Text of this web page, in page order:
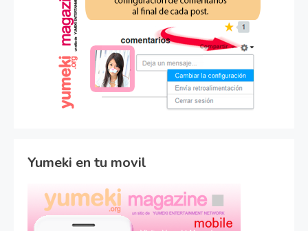
Yumeki en tu movil